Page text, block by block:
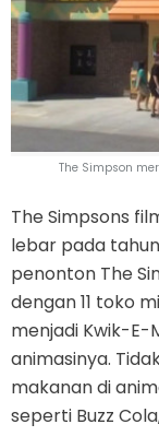
The Simpson
The Simpsons
lebar pada
penonton The
dengan 11 toko
menjadi Kwik-
animasinya.
makanan di
seperti Buzz